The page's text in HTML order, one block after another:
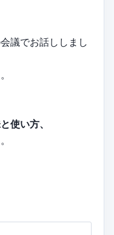
議でお話ししまし
使い方、